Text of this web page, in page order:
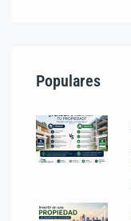
Populares